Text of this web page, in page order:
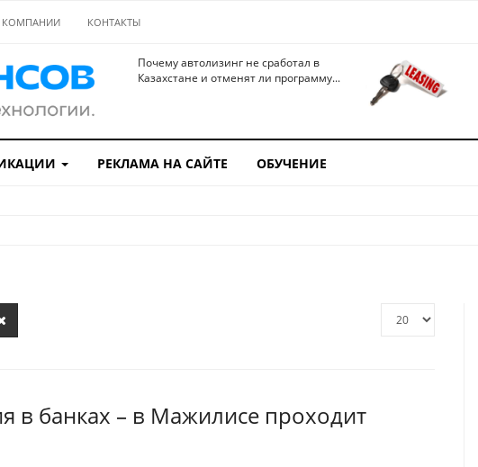
КОМПАНИИ КОНТАКТЫ
Почему автолизинг не сработал в
Казахстане и отменят ли программу...
РЕКЛАМА НА САЙТЕ ОБУЧЕНИЕ
в банках – в Мажилисе проходит